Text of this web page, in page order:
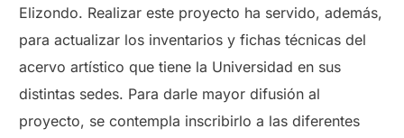
Elizondo. Realizar este proyecto ha servido, además,
para actualizar los inventarios y fichas técnicas del
acervo artístico que tiene la Universidad en sus
distintas sedes. Para darle mayor difusión al
proyecto, se contempla inscribirlo a las diferentes